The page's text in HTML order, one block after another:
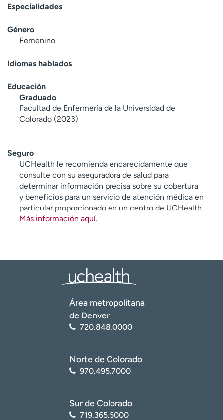
Especialidades
Género
Femenino
Idiomas hablados
Educación
Graduado
Facultad de Enfermería de la Universidad de
Colorado (2023)
Seguro
UCHealth le recomienda encarecidamente que
consulte con su aseguradora de salud para
determinar información precisa sobre su cobertura
y beneficios para un servicio de atención médica en
particular proporcionado en un centro de UCHealth.
Más información aquí.
Área metropolitana
de Denver
720.848.0000
Norte de Colorado
970.495.7000
Sur de Colorado
719.365.5000